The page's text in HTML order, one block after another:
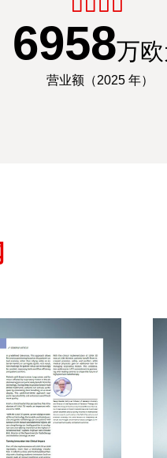
7000万
营业额（2025 年）